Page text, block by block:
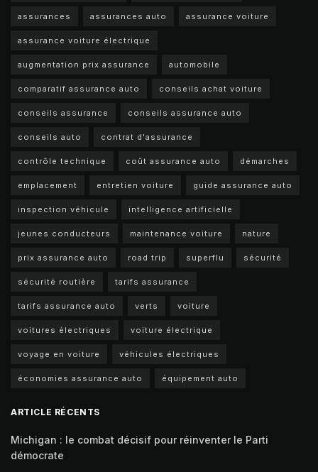
assurances assurances auto assurance voiture
assurance voiture électrique
augmentation prix assurance automobile
comparatif assurance auto conseils achat voiture
conseils assurance conseils assurance auto
conseils auto contrat d'assurance
contrôle technique coût assurance auto démarches
emplacement entretien voiture guide assurance auto
inspection véhicule intelligence artificielle
jeunes conducteurs maintenance voiture nature
prix assurance auto road trip superflu sécurité
sécurité routière tarifs assurance
tarifs assurance auto verts voiture
voitures électriques voiture électrique
voyage en voiture véhicules électriques
économies assurance auto équipement auto
ARTICLE RÉCENTS
Michigan : le combat décisif pour réinventer le Parti
démocrate